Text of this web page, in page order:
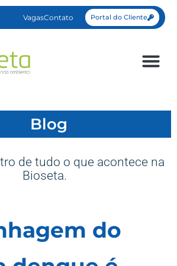
VagasContato Portal do Cliente
Blog
de tudo o que acontece na
Bioseta.
do